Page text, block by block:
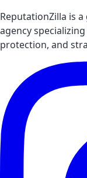
ReputationZilla is
agency
protection, and